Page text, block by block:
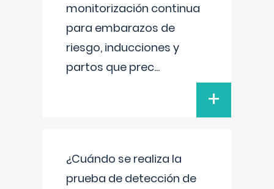
monitorización continua
para embarazos de
riesgo, inducciones y
partos que prec...
+
¿Cuándo se realiza la
prueba de detección de